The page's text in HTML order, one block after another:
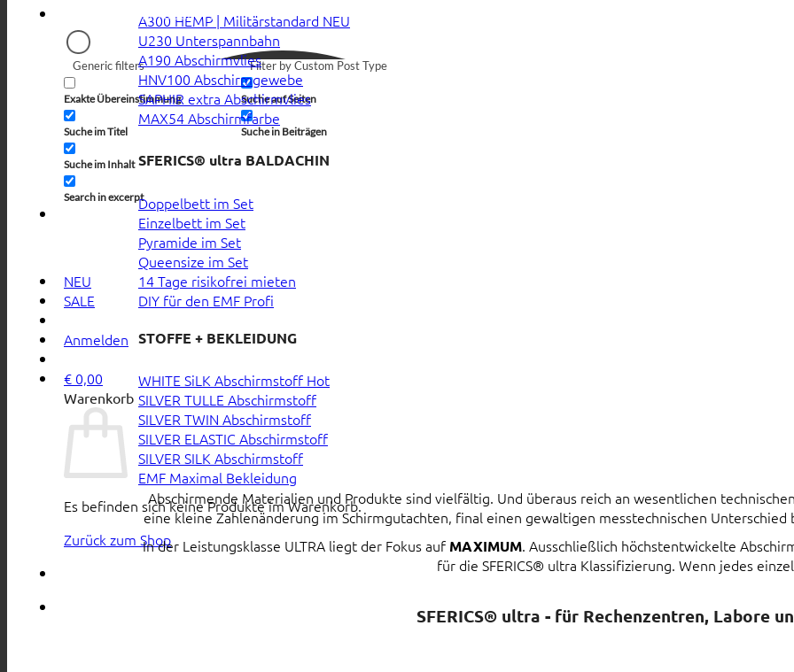
Generic filters
Exakte Übereinstimmung
Suche im Titel
Suche im Inhalt
Search in excerpt
Filter by Custom Post Type
Suche auf Seiten
Suche in Beiträgen
NEU
SALE
Anmelden
€ 0,00
Warenkorb
Es befinden sich keine Produkte im Warenkorb.
Zurück zum Shop
A300 HEMP | Militärstandard
U230 Unterspannbahn
A190 Abschirmvlies
HNV100 Abschirmgewebe
SAPHIR extra Abschirmvlies
MAX54 Abschirmfarbe
SFERICS® ultra BALDACHIN
Doppelbett im Set
Einzelbett im Set
Pyramide im Set
Queensize im Set
14 Tage risikofrei mieten
DIY für den EMF Profi
STOFFE + BEKLEIDUNG
WHITE SiLK Abschirmstoff
SILVER TULLE Abschirmstoff
SILVER TWIN Abschirmstoff
SILVER ELASTIC Abschirmstoff
SILVER SILK Abschirmstoff
EMF Maximal Bekleidung
Abschirmende Materialien und Produkte sind vielfältig. Und überaus reich an wesentlichen
eine kleine Zahlenänderung im Schirmgutachten, final einen gewaltigen messtechnischen Unterschied
In der Leistungsklasse ULTRA liegt der Fokus auf MAXIMUM. Ausschließlich höchstentwickelte
für die SFERICS® ultra Klassifizierung. Wenn jedes
SFERICS® ultra - für Rechenzentren, Labore